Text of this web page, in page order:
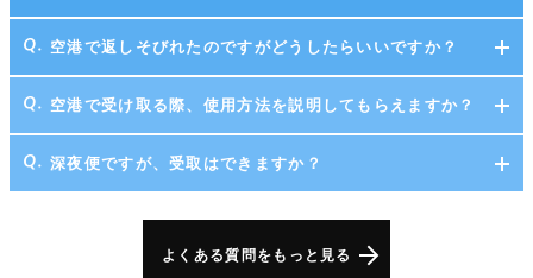
空港で返しそびれたのですがどうしたらいいですか？
空港で受け取る際、使用方法を説明してもらえますか？
深夜便ですが、受取はできますか？
よくある質問をもっと見る